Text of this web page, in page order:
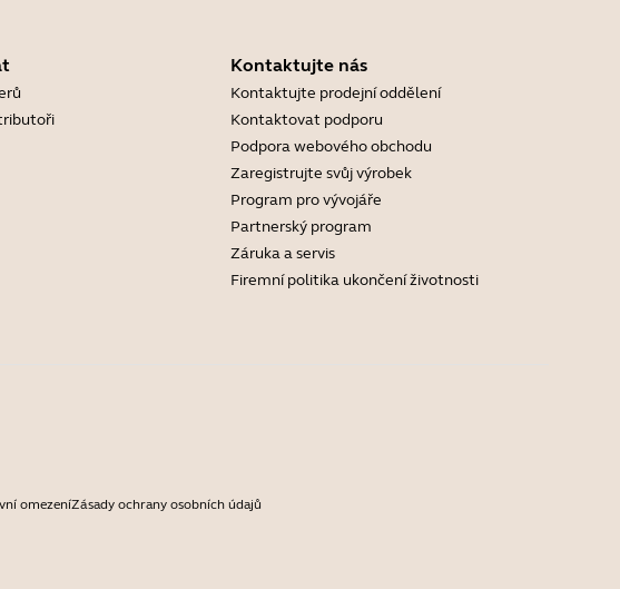
Kontaktujte nás
Kontaktujte prodejní oddělení
Kontaktovat podporu
Podpora webového obchodu
Zaregistrujte svůj výrobek
Program pro vývojáře
Partnerský program
Záruka a servis
Firemní politika ukončení životnosti
omezeníZásady ochrany osobních údajů